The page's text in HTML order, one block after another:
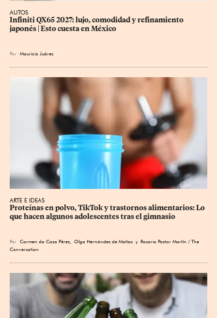
AUTOS
Infiniti QX65 2027: lujo, comodidad y refinamiento
japonés | Esto cuesta en México
Por Mauricio Juárez
ARTE E IDEAS
Proteínas en polvo, TikTok y trastornos alimentarios: Lo
que hacen algunos adolescentes tras el gimnasio
Por Carmen da Casa Pérez Olga Hernández de Matías y Rosario Pastor Martín / The
Conversation